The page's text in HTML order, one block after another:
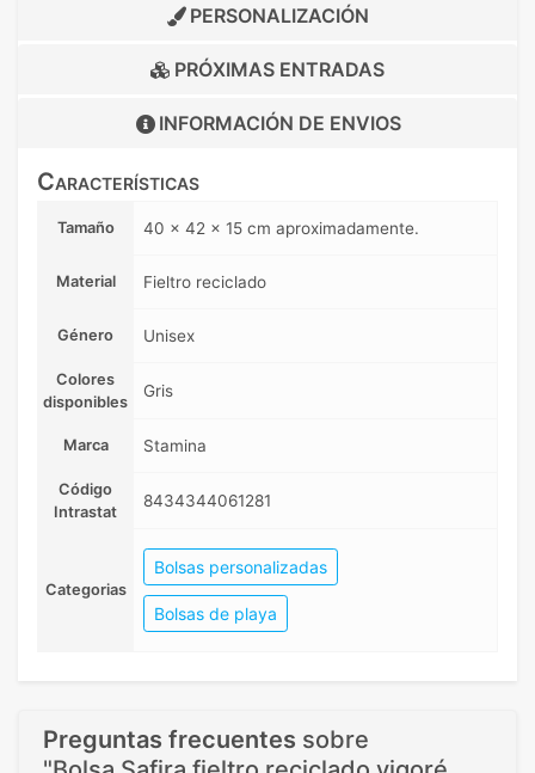
PERSONALIZACIÓN
PRÓXIMAS ENTRADAS
INFORMACIÓN DE ENVIOS
Características
Tamaño 40 x 42 x 15 cm aproximadamente.
Material Fieltro reciclado
Género Unisex
Colores
disponibles
Gris
Marca Stamina
Código
Intrastat
8434344061281
Categorias
Bolsas personalizadas
Bolsas de playa
Preguntas frecuentes sobre